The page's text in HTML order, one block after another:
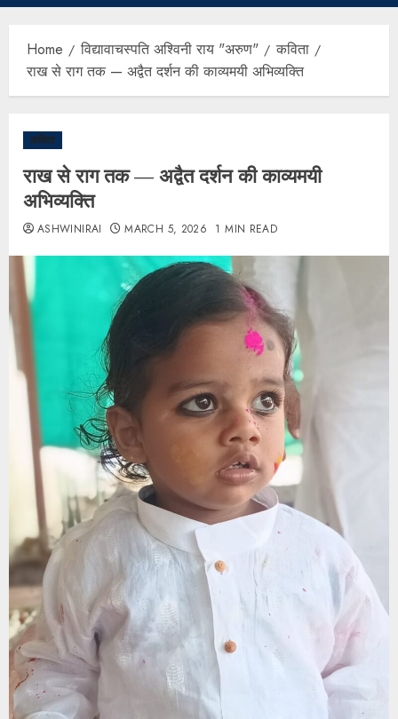
Home विद्यावाचस्पति अश्विनी राय "अरुण"
कविता
राख से राग तक — अद्वैत दर्शन की काव्यमयी अभिव्यक्ति
कविता
राख से राग तक — अद्वैत दर्शन की काव्यमयी
अभिव्यक्ति
ASHWINIRAI MARCH 5, 2026 1 MIN READ